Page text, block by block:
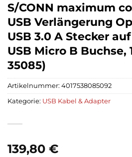
S/CONN maximum
USB Verlängerung
USB 3.0 A Stecker
USB Micro B Buchse,
35085)
139,80 €
Artikelnummer: 4017538085092
Kategorie: USB Kabel & Adapter